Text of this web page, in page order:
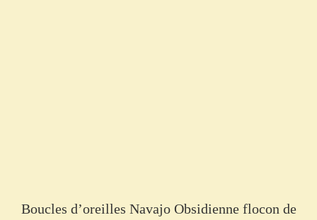
Boucles d’oreilles Navajo Obsidienne flocon de